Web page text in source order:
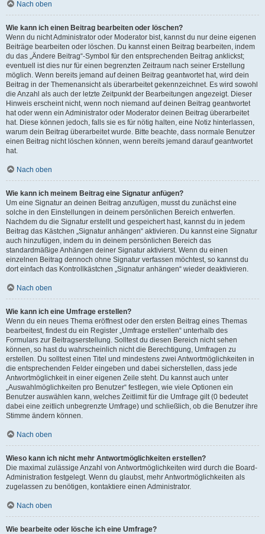
Nach oben
Wie kann ich einen Beitrag bearbeiten oder löschen?
Wenn du nicht Administrator oder Moderator bist, kannst du nur deine eigenen
Beiträge bearbeiten oder löschen. Du kannst einen Beitrag bearbeiten, indem
du das „Ändere Beitrag“-Symbol für den entsprechenden Beitrag anklickst;
eventuell ist dies nur für einen begrenzten Zeitraum nach seiner Erstellung
möglich. Wenn bereits jemand auf deinen Beitrag geantwortet hat, wird dein
Beitrag in der Themenansicht als überarbeitet gekennzeichnet. Es wird sowohl
die Anzahl als auch der letzte Zeitpunkt der Bearbeitungen angezeigt. Dieser
Hinweis erscheint nicht, wenn noch niemand auf deinen Beitrag geantwortet
hat oder wenn ein Administrator oder Moderator deinen Beitrag überarbeitet
hat. Diese können jedoch, falls sie es für nötig halten, eine Notiz hinterlassen,
warum dein Beitrag überarbeitet wurde. Bitte beachte, dass normale Benutzer
einen Beitrag nicht löschen können, wenn bereits jemand darauf geantwortet
hat.
Nach oben
Wie kann ich meinem Beitrag eine Signatur anfügen?
Um eine Signatur an deinen Beitrag anzufügen, musst du zunächst eine
solche in den Einstellungen in deinem persönlichen Bereich entwerfen.
Nachdem du die Signatur erstellt und gespeichert hast, kannst du in jedem
Beitrag das Kästchen „Signatur anhängen“ aktivieren. Du kannst eine Signatur
auch hinzufügen, indem du in deinem persönlichen Bereich das
standardmäßige Anhängen deiner Signatur aktivierst. Wenn du einen
einzelnen Beitrag dennoch ohne Signatur verfassen möchtest, so kannst du
dort einfach das Kontrollkästchen „Signatur anhängen“ wieder deaktivieren.
Nach oben
Wie kann ich eine Umfrage erstellen?
Wenn du ein neues Thema eröffnest oder den ersten Beitrag eines Themas
bearbeitest, findest du ein Register „Umfrage erstellen“ unterhalb des
Formulars zur Beitragserstellung. Solltest du diesen Bereich nicht sehen
können, so hast du wahrscheinlich nicht die Berechtigung, Umfragen zu
erstellen. Du solltest einen Titel und mindestens zwei Antwortmöglichkeiten in
die entsprechenden Felder eingeben und dabei sicherstellen, dass jede
Antwortmöglichkeit in einer eigenen Zeile steht. Du kannst auch unter
„Auswahlmöglichkeiten pro Benutzer“ festlegen, wie viele Optionen ein
Benutzer auswählen kann, welches Zeitlimit für die Umfrage gilt (0 bedeutet
dabei eine zeitlich unbegrenzte Umfrage) und schließlich, ob die Benutzer ihre
Stimme ändern können.
Nach oben
Wieso kann ich nicht mehr Antwortmöglichkeiten erstellen?
Die maximal zulässige Anzahl von Antwortmöglichkeiten wird durch die Board-
Administration festgelegt. Wenn du glaubst, mehr Antwortmöglichkeiten als
zugelassen zu benötigen, kontaktiere einen Administrator.
Nach oben
Wie bearbeite oder lösche ich eine Umfrage?